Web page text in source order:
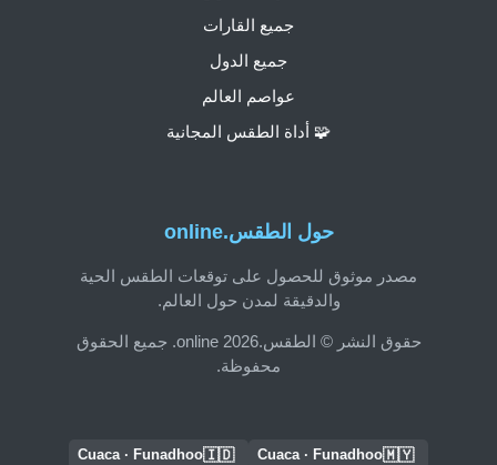
حول الطقس.online
مصدر موثوق للحصول على توقعات الطقس الحية
والدقيقة لمدن حول العالم.
حقوق النشر © الطقس.online 2026. جميع الحقوق
محفوظة.
جميع القارات
جميع الدول
عواصم العالم
🧩 أداة الطقس المجانية
🇲🇾
Cuaca · Funadhoo
🇮🇩
Cuaca · Funadhoo